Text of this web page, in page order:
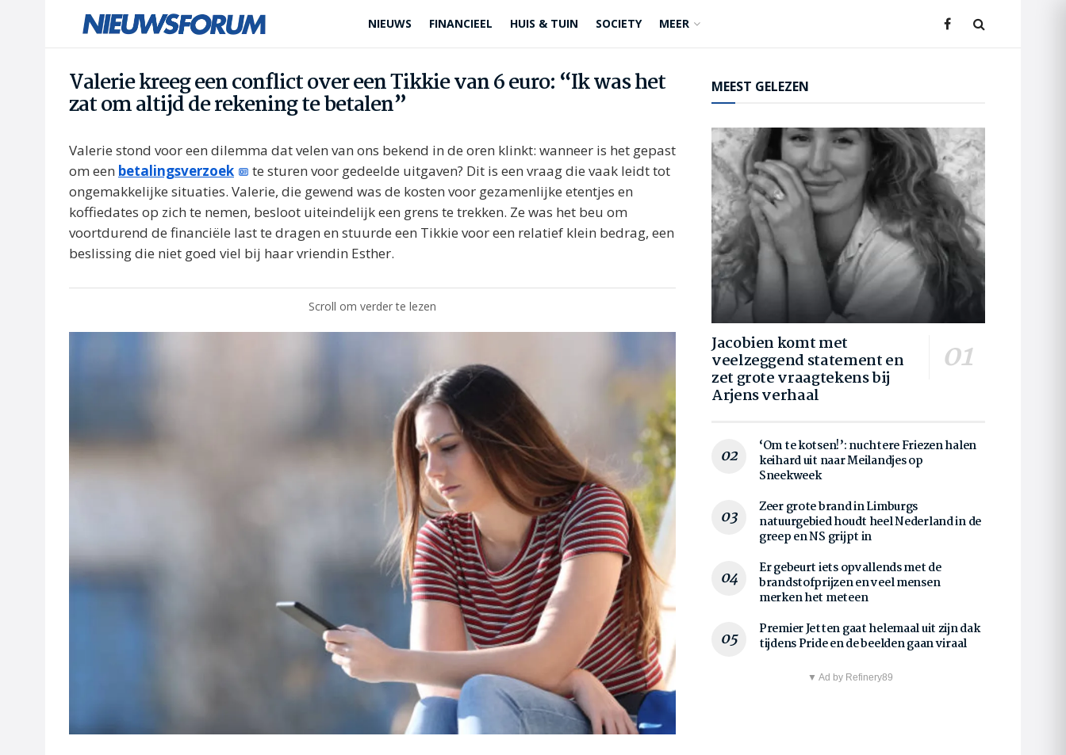
NIEUWS FINANCIEEL HUIS & TUIN SOCIETY MEER
Valerie kreeg een conflict over een Tikkie van 6 euro: “Ik was het
zat om altijd de rekening te betalen”
Valerie stond voor een dilemma dat velen van ons bekend in de oren klinkt: wanneer is het gepast
om een betalingsverzoek
te sturen voor gedeelde uitgaven? Dit is een vraag die vaak leidt tot
ongemakkelijke situaties. Valerie, die gewend was de kosten voor gezamenlijke etentjes en
koffiedates op zich te nemen, besloot uiteindelijk een grens te trekken. Ze was het beu om
voortdurend de financiële last te dragen en stuurde een Tikkie voor een relatief klein bedrag, een
beslissing die niet goed viel bij haar vriendin Esther.
Scroll om verder te lezen
MEEST GELEZEN
Jacobien komt met
veelzeggend statement en
zet grote vraagtekens bij
Arjens verhaal
‘Om te kotsen!’: nuchtere Friezen halen
keihard uit naar Meilandjes op
Sneekweek
Zeer grote brand in Limburgs
natuurgebied houdt heel Nederland in de
greep en NS grijpt in
Er gebeurt iets opvallends met de
brandstofprijzen en veel mensen
merken het meteen
Premier Jetten gaat helemaal uit zijn dak
tijdens Pride en de beelden gaan viraal
▼ Ad by Refinery89